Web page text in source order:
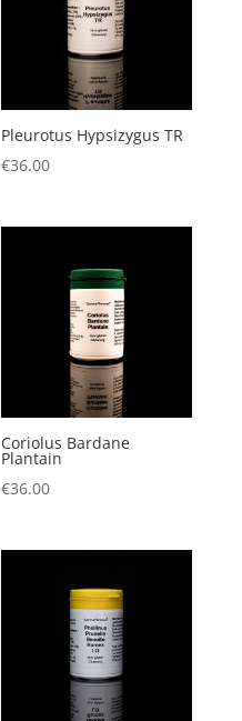
Pleurotus Hypsizygus TR
€36.00
Coriolus Bardane
Plantain
€36.00